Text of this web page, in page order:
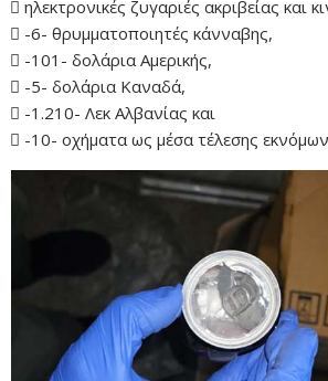
 ηλεκτρονικές ζυγαριές ακριβείας και
 -6- θρυμματοποιητές κάνναβης,
 -101- δολάρια Αμερικής,
 -5- δολάρια Καναδά,
 -1.210- Λεκ Αλβανίας και
 -10- οχήματα ως μέσα τέλεσης